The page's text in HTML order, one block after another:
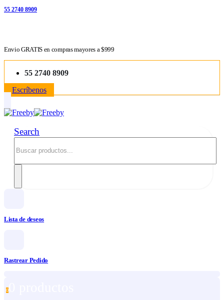
55 2740 8909
Envio GRATIS en compras mayores a $999
55 2740 8909
Escríbenos
Search
Lista de deseos
Rastrear Pedido
0